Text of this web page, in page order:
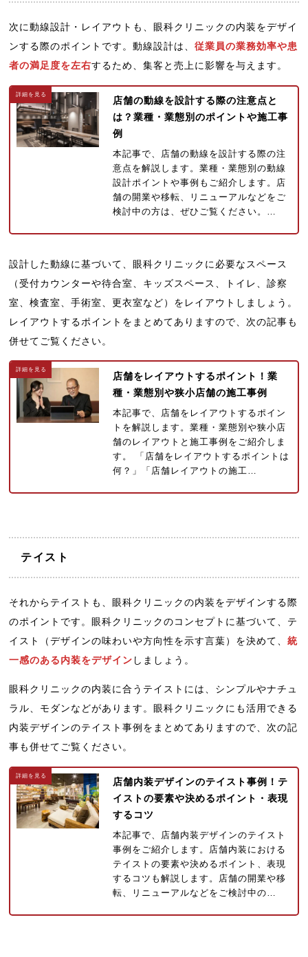
次に動線設計・レイアウトも、眼科クリニックの内装をデザイ
ンする際のポイントです。動線設計は、従業員の業務効率や患
者の満足度を左右するため、集客と売上に影響を与えます。
店舗の動線を設計する際の注意点と
は？業種・業態別のポイントや施工事
例
本記事で、店舗の動線を設計する際の注
意点を解説します。業種・業態別の動線
設計ポイントや事例もご紹介します。店
舗の開業や移転、リニューアルなどをご
検討中の方は、ぜひご覧ください。…
設計した動線に基づいて、眼科クリニックに必要なスペース
（受付カウンターや待合室、キッズスペース、トイレ、診察
室、検査室、手術室、更衣室など）をレイアウトしましょう。
レイアウトするポイントをまとめてありますので、次の記事も
併せてご覧ください。
店舗をレイアウトするポイント！業
種・業態別や狭小店舗の施工事例
本記事で、店舗をレイアウトするポイン
トを解説します。業種・業態別や狭小店
舗のレイアウトと施工事例をご紹介しま
す。 「店舗をレイアウトするポイントは
何？」「店舗レイアウトの施工…
テイスト
それからテイストも、眼科クリニックの内装をデザインする際
のポイントです。眼科クリニックのコンセプトに基づいて、テ
イスト（デザインの味わいや方向性を示す言葉）を決めて、統
一感のある内装をデザイン しましょう。
眼科クリニックの内装に合うテイストには、シンプルやナチュ
ラル、モダンなどがあります。眼科クリニックにも活用できる
内装デザインのテイスト事例をまとめてありますので、次の記
事も併せてご覧ください。
店舗内装デザインのテイスト事例！テ
イストの要素や決めるポイント・表現
するコツ
本記事で、店舗内装デザインのテイスト
事例をご紹介します。店舗内装における
テイストの要素や決めるポイント、表現
するコツも解説します。店舗の開業や移
転、リニューアルなどをご検討中の…